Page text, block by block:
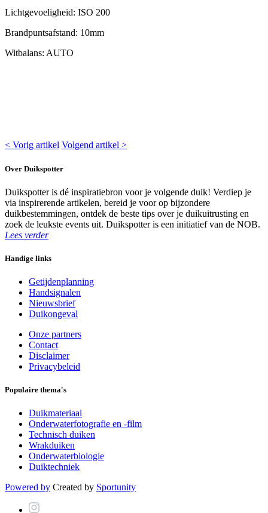
Lichtgevoeligheid: ISO 200
Brandpuntsafstand: 10mm
Witbalans: AUTO
< Vorig artikel Volgend artikel >
Over Duikspotter
Duikspotter is dé inspiratiebron voor je volgende duik! Verdiep je
via inspirerende artikelen, bereid je voor op bijzondere
duikbestemmingen, ontdek de beste tips over je duikuitrusting en
zoek de leukste events uit. Duikspotter is een initiatief van de NOB.
Lees verder
Handige links
Getijdenplanning
Handsignalen
Nieuwsbrief
Duikongeval
Onze partners
Contact
Disclaimer
Privacybeleid
Populaire thema's
Duikmateriaal
Onderwaterfotografie en -film
Technisch duiken
Wrakduiken
Onderwaterbiologie
Duiktechniek
Powered by Created by Sportunity